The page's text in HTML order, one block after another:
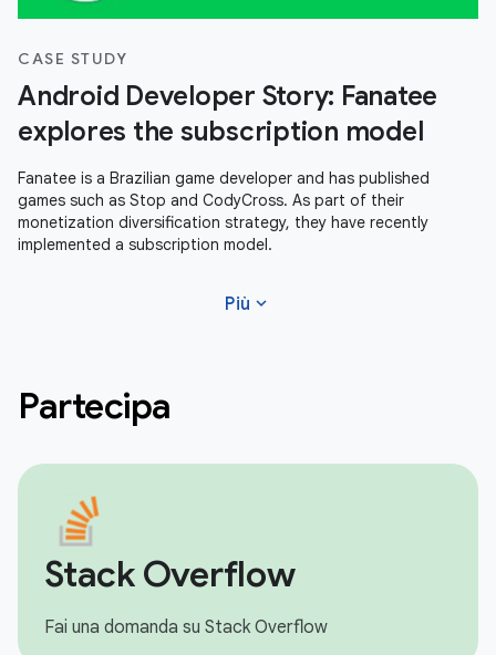
CASE STUDY
Android Developer Story: Fanatee
explores the subscription model
Fanatee is a Brazilian game developer and has published
games such as Stop and CodyCross. As part of their
monetization diversification strategy, they have recently
implemented a subscription model.
Più expand_more
Partecipa
Stack Overflow
Fai una domanda su Stack Overflow